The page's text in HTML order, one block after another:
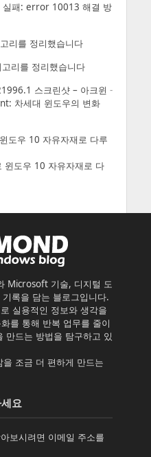
실패: error 10013 해결 방
리를 정리했습니다
리를 정리했습니다
스크린샷 – 아크윈 -
차세대 윈도우의 변화
도우 10 자유자재로 다루
윈도우 10 자유자재로 다
Microsoft 기술, 디지털 도
록을 담는 블로그입니다.
실용적인 정보와 생각을
를 통해 반복 업무를 줄이
만드는 방법을 탐구하고 있
조금 더 편하게 만드는
요
보시려면 이메일 주소를